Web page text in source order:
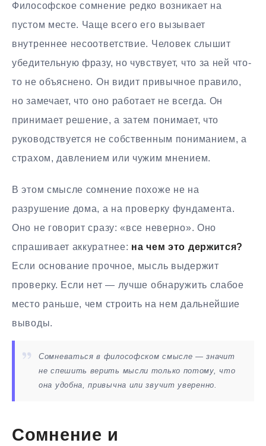
Философское сомнение редко возникает на
пустом месте. Чаще всего его вызывает
внутреннее несоответствие. Человек слышит
убедительную фразу, но чувствует, что за ней что-
то не объяснено. Он видит привычное правило,
но замечает, что оно работает не всегда. Он
принимает решение, а затем понимает, что
руководствуется не собственным пониманием, а
страхом, давлением или чужим мнением.
В этом смысле сомнение похоже не на
разрушение дома, а на проверку фундамента.
Оно не говорит сразу: «все неверно». Оно
спрашивает аккуратнее: на чем это держится?
Если основание прочное, мысль выдержит
проверку. Если нет — лучше обнаружить слабое
место раньше, чем строить на нем дальнейшие
выводы.
Сомневаться в философском смысле — значит
не спешить верить мысли только потому, что
она удобна, привычна или звучит уверенно.
Сомнение и